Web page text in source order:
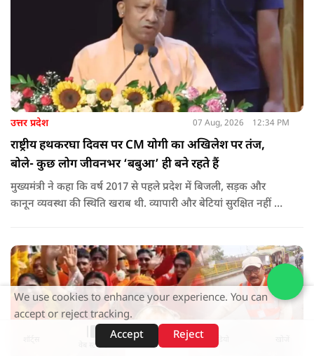
उत्तर प्रदेश 07 Aug, 2026 12:34 PM
राष्ट्रीय हथकरघा दिवस पर CM योगी का अखिलेश पर तंज,
बोले- कुछ लोग जीवनभर ‘बबुआ’ ही बने रहते हैं
मुख्यमंत्री ने कहा कि वर्ष 2017 से पहले प्रदेश में बिजली, सड़क और
कानून व्यवस्था की स्थिति खराब थी. व्यापारी और बेटियां सुरक्षित नहीं थीं.
हस्तशिल्पियों को उठाना पड़ा.
वेब स्टोरीज़
We use cookies to enhance your experience. You can
accept or reject tracking.
Accept
Reject